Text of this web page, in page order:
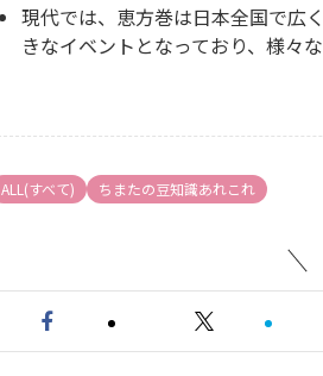
現代では、恵方巻は日本全国で広
きなイベントとなっており、様々
ALL(すべて) ちまたの豆知識あれこれ